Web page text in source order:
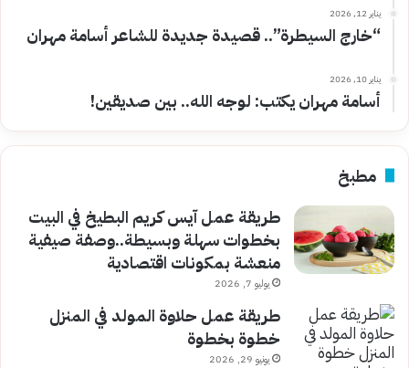
يناير 12, 2026
“خارج السيطرة”.. قصيدة جديدة للشاعر أسامة مهران
يناير 10, 2026
أسامة مهران يكتب: لوجه الله.. بين صديقين!
مطبخ
طريقة عمل آيس كريم البطيخ في البيت
بخطوات سهلة وبسيطة..وصفة صيفية
منعشة بمكونات اقتصادية
يوليو 7, 2026
طريقة عمل حلاوة المولد في المنزل
خطوة بخطوة
يونيو 29, 2026